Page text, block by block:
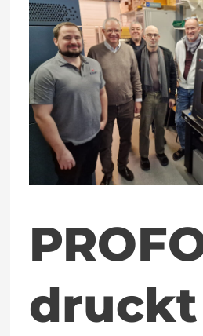
druckt
mit
BMF
microArch
S240